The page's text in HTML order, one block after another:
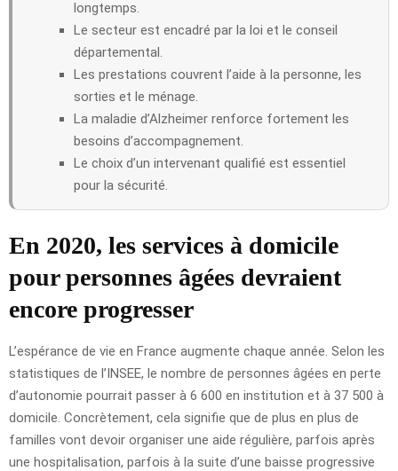
longtemps.
Le secteur est encadré par la loi et le conseil
départemental.
Les prestations couvrent l’aide à la personne, les
sorties et le ménage.
La maladie d’Alzheimer renforce fortement les
besoins d’accompagnement.
Le choix d’un intervenant qualifié est essentiel
pour la sécurité.
En 2020, les services à domicile
pour personnes âgées devraient
encore progresser
L’espérance de vie en France augmente chaque année. Selon les
statistiques de l’INSEE, le nombre de personnes âgées en perte
d’autonomie pourrait passer à 6 600 en institution et à 37 500 à
domicile. Concrètement, cela signifie que de plus en plus de
familles vont devoir organiser une aide régulière, parfois après
une hospitalisation, parfois à la suite d’une baisse progressive